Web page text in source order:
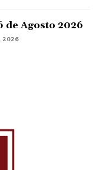
de Agosto 2026
2026